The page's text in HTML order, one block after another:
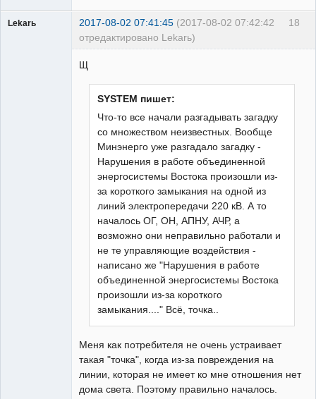
18
Lekarь 2017-08-02 07:41:45 (2017-08-02 07:42:42
отредактировано Lekarь)
Щ
SYSTEM пишет:
Что-то все начали разгадывать загадку
со множеством неизвестных. Вообще
Минэнерго уже разгадало загадку -
Нарушения в работе объединенной
энергосистемы Востока произошли из-
за короткого замыкания на одной из
линий электропередачи 220 кВ. А то
началось ОГ, ОН, АПНУ, АЧР, а
возможно они неправильно работали и
не те управляющие воздействия -
написано же "Нарушения в работе
объединенной энергосистемы Востока
произошли из-за короткого
замыкания...." Всё, точка..
Меня как потребителя не очень устраивает
такая "точка", когда из-за повреждения на
линии, которая не имеет ко мне отношения нет
дома света. Поэтому правильно началось.